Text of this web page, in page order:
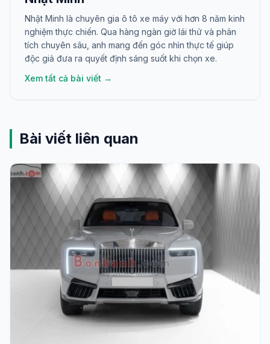
Nhật Minh là chuyên gia ô tô xe máy với hơn 8 năm kinh
nghiệm thực chiến. Qua hàng ngàn giờ lái thử và phân
tích chuyên sâu, anh mang đến góc nhìn thực tế giúp
độc giả đưa ra quyết định sáng suốt khi chọn xe.
Xem tất cả bài viết →
Bài viết liên quan